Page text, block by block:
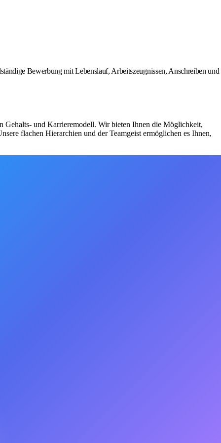
Bewerbung mit Lebenslauf, Arbeitszeugnissen, Anschreiben und
Gehalts- und Karrieremodell. Wir bieten Ihnen die Möglichkeit,
flachen Hierarchien und der Teamgeist ermöglichen es Ihnen,